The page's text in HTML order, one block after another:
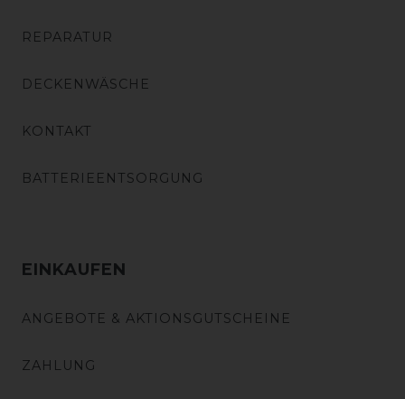
REPARATUR
DECKENWÄSCHE
KONTAKT
BATTERIEENTSORGUNG
EINKAUFEN
ANGEBOTE & AKTIONSGUTSCHEINE
ZAHLUNG